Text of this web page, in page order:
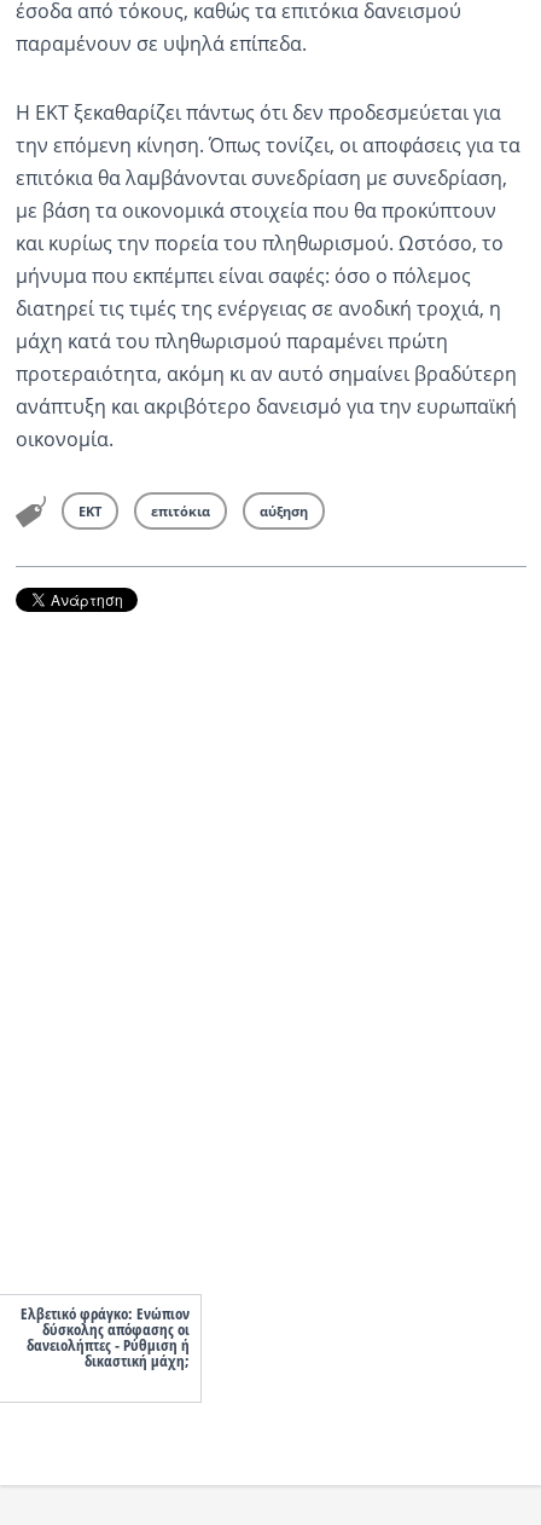
έσοδα από τόκους, καθώς τα επιτόκια δανεισμού
παραμένουν σε υψηλά επίπεδα.
Η ΕΚΤ ξεκαθαρίζει πάντως ότι δεν προδεσμεύεται για
την επόμενη κίνηση. Όπως τονίζει, οι αποφάσεις για τα
επιτόκια θα λαμβάνονται συνεδρίαση με συνεδρίαση,
με βάση τα οικονομικά στοιχεία που θα προκύπτουν
και κυρίως την πορεία του πληθωρισμού. Ωστόσο, το
μήνυμα που εκπέμπει είναι σαφές: όσο ο πόλεμος
διατηρεί τις τιμές της ενέργειας σε ανοδική τροχιά, η
μάχη κατά του πληθωρισμού παραμένει πρώτη
προτεραιότητα, ακόμη κι αν αυτό σημαίνει βραδύτερη
ανάπτυξη και ακριβότερο δανεισμό για την ευρωπαϊκή
οικονομία.
ΕΚΤ επιτόκια αύξηση
Ελβετικό φράγκο: Ενώπιον
δύσκολης απόφασης οι
δανειολήπτες - Ρύθμιση ή
δικαστική μάχη;